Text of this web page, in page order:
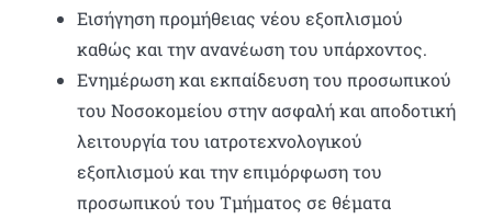
Εισήγηση προμήθειας νέου εξοπλισμού
καθώς και την ανανέωση του υπάρχοντος.
Ενημέρωση και εκπαίδευση του προσωπικού
του Νοσοκομείου στην ασφαλή και αποδοτική
λειτουργία του ιατροτεχνολογικού
εξοπλισμού και την επιμόρφωση του
προσωπικού του Τμήματος σε θέματα